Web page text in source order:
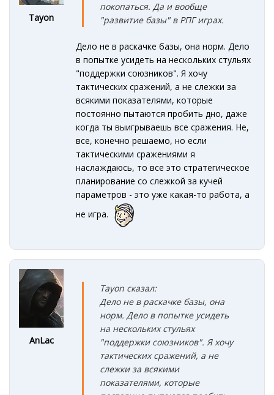
Tayon
покопаться. Да и вообще
"развитие базы" в РПГ играх.
Дело не в раскачке базы, она норм. Дело
в попытке усидеть на нескольких стульях
"поддержки союзников". Я хочу
тактических сражений, а не слежки за
всякими показателями, которые
постоянно пытаются пробить дно, даже
когда ты выигрываешь все сражения. Не,
все, конечно решаемо, но если
тактическими сражениями я
наслаждаюсь, то все это стратегическое
планирование со слежкой за кучей
параметров - это уже какая-то работа, а
не игра.
AnLac
Tayon сказал:
Дело не в раскачке базы, она
норм. Дело в попытке усидеть
на нескольких стульях
"поддержки союзников". Я хочу
тактических сражений, а не
слежки за всякими
показателями, которые